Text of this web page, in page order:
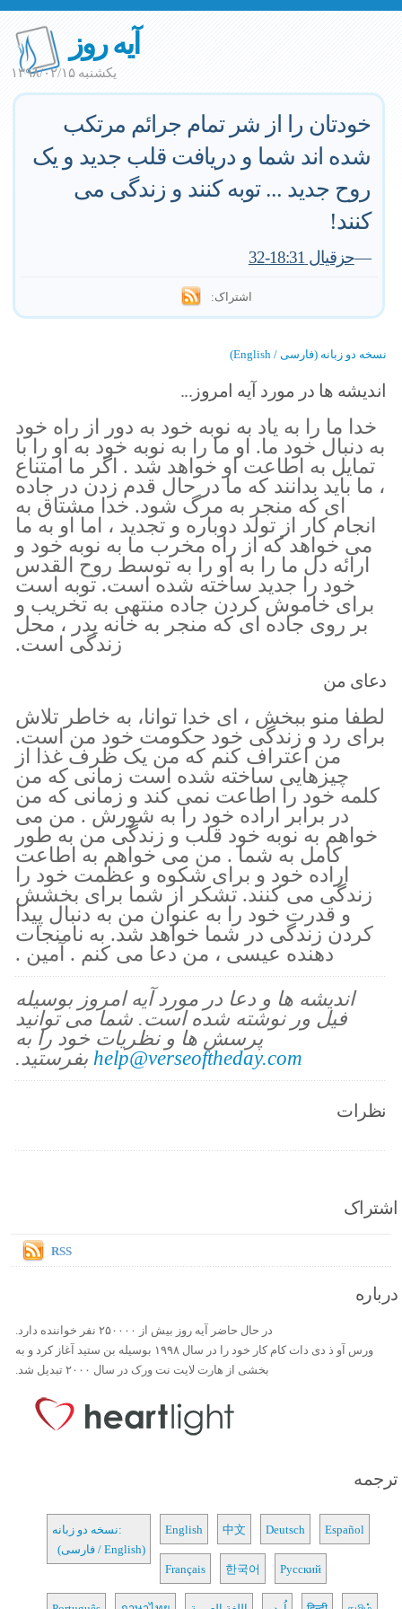
آیه روز
یکشنبه ۱۳۹۸/۰۲/۱۵
خودتان را از شر تمام جرائم مرتکب
شده اند شما و دریافت قلب جدید و یک
روح جدید ... توبه کنند و زندگی می
کنند!
—حزقیال 18:31-32
اشتراک:
نسخه دو زبانه (فارسی / English)
اندیشه ها در مورد آیه امروز...
خدا ما را به یاد به نوبه خود به دور از راه خود
به دنبال خود ما. او ما را به نوبه خود به او را با
تمایل به اطاعت او خواهد شد . اگر ما امتناع
، ما باید بدانند که ما در حال قدم زدن در جاده
ای که منجر به مرگ شود. خدا مشتاق به
انجام کار از تولد دوباره و تجدید ، اما او به ما
می خواهد که از راه مخرب ما به نوبه خود و
ارائه دل ما را به او را به توسط روح القدس
خود را جدید ساخته شده است. توبه است
برای خاموش کردن جاده منتهی به تخریب و
بر روی جاده ای که منجر به خانه پدر ، محل
زندگی است.
دعای من
لطفا منو ببخش ، ای خدا توانا، به خاطر تلاش
برای رد و زندگی خود حکومت خود من است.
من اعتراف کنم که من یک ظرف غذا از
چیزهایی ساخته شده است زمانی که من
کلمه خود را اطاعت نمی کند و زمانی که من
در برابر اراده خود را به شورش . من می
خواهم به نوبه خود قلب و زندگی من به طور
کامل به شما . من می خواهم به اطاعت
اراده خود و برای شکوه و عظمت خود را
زندگی می کنند. تشکر از شما برای بخشش
و قدرت خود را به عنوان من به دنبال پیدا
کردن زندگی در شما خواهد شد. به نامنجات
دهنده عیسی ، من دعا می کنم . آمین .
اندیشه ها و دعا در مورد آیه امروز بوسیله
فیل ور نوشته شده است. شما می توانید
پرسش ها و نظریات خود را به
help@verseoftheday.com بفرستید.
نظرات
اشتراک
RSS
درباره
در حال حاضر آیه روز بیش از ۲۵۰۰۰۰ نفر خواننده دارد.
ورس آو ذ دی دات کام کار خود را در سال ۱۹۹۸ بوسیله بن ستید آغاز کرد و به
بخشی از هارت لایت نت ورک در سال ۲۰۰۰ تبدیل شد.
ترجمه
نسخه دو زبانه:
(فارسی / English)
English 中文 Deutsch Español
Français 한국어 Русский